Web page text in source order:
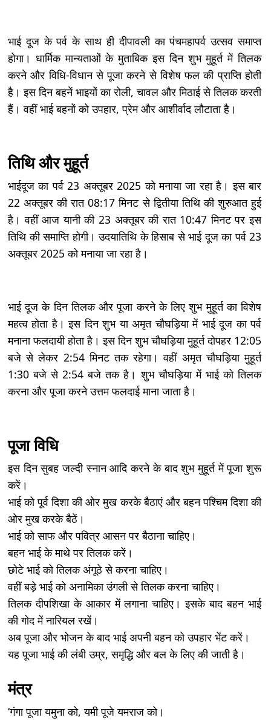
भाई दूज के पर्व के साथ ही दीपावली का पंचमहापर्व उत्सव समाप्त
होगा। धार्मिक मान्यताओं के मुताबिक इस दिन शुभ मुहूर्त में तिलक
करने और विधि-विधान से पूजा करने से विशेष फल की प्राप्ति होती
है। इस दिन बहनें भाइयों का रोली, चावल और मिठाई से तिलक करती
हैं। वहीं भाई बहनों को उपहार, प्रेम और आशीर्वाद लौटाता है।
तिथि और मुहूर्त
भाईदूज का पर्व 23 अक्तूबर 2025 को मनाया जा रहा है। इस बार
22 अक्तूबर की रात 08:17 मिनट से द्वितीया तिथि की शुरुआत हुई
है। वहीं आज यानी की 23 अक्तूबर की रात 10:47 मिनट पर इस
तिथि की समाप्ति होगी। उदयातिथि के हिसाब से भाई दूज का पर्व 23
अक्तूबर 2025 को मनाया जा रहा है।
भाई दूज के दिन तिलक और पूजा करने के लिए शुभ मुहूर्त का विशेष
महत्व होता है। इस दिन शुभ या अमृत चौघड़िया में भाई दूज का पर्व
मनाना फलदायी होता है। इस दिन शुभ चौघड़िया मुहूर्त दोपहर 12:05
बजे से लेकर 2:54 मिनट तक रहेगा। वहीं अमृत चौघड़िया मुहूर्त
1:30 बजे से 2:54 बजे तक है। शुभ चौघड़िया में भाई को तिलक
करना और पूजा करने उत्तम फलदाई माना जाता है।
पूजा विधि
इस दिन सुबह जल्दी स्नान आदि करने के बाद शुभ मुहूर्त में पूजा शुरू
करें।
भाई को पूर्व दिशा की ओर मुख करके बैठाएं और बहन पश्चिम दिशा की
ओर मुख करके बैठें।
भाई को साफ और पवित्र आसन पर बैठाना चाहिए।
बहन भाई के माथे पर तिलक करें।
छोटे भाई को तिलक अंगूठे से करना चाहिए।
वहीं बड़े भाई को अनामिका उंगली से तिलक करना चाहिए।
तिलक दीपशिखा के आकार में लगाना चाहिए। इसके बाद बहन भाई
की गोद में नारियल रखें।
अब पूजा और भोजन के बाद भाई अपनी बहन को उपहार भेंट करें।
यह पूजा भाई की लंबी उम्र, समृद्धि और बल के लिए की जाती है।
मंत्र
‘गंगा पूजा यमुना को, यमी पूजे यमराज को।